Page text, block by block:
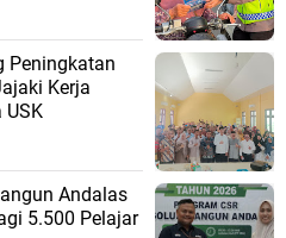
Peningkatan
Kerja
USK
Andalas
5.500 Pelajar